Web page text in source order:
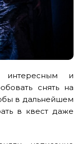
интересным и
снять на
в дальнейшем
в квест даже